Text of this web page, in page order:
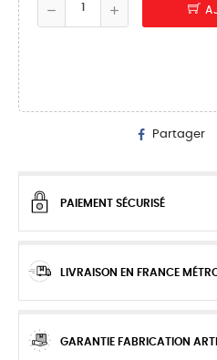
Partager
PAIEMENT SÉCURISÉ
LIVRAISON EN FRANCE
GARANTIE FABRICATION